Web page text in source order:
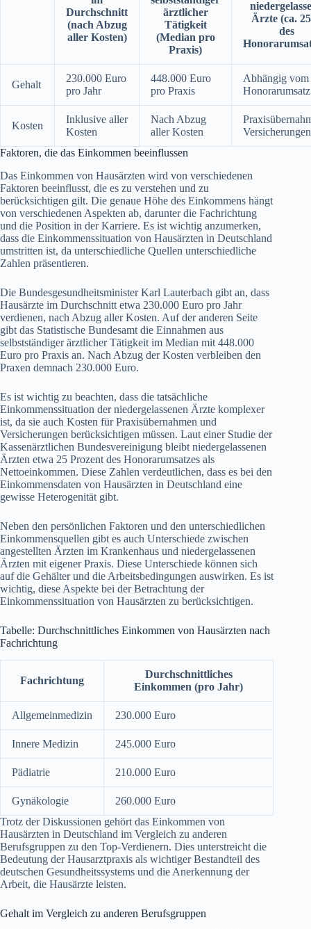
Durchschnitt
(nach Abzug
aller Kosten)
ärztlicher
Tätigkeit
(Median pro
Praxis)
Ärzte (ca.
des
Gehalt
230.000 Euro
pro Jahr
448.000 Euro
pro Praxis
Abhängig vom
Honorarumsatz
Kosten
Inklusive aller
Kosten
Nach Abzug
aller Kosten
Versicherungen
Faktoren, die das Einkommen beeinflussen
Das Einkommen von Hausärzten wird von verschiedenen
Faktoren beeinflusst, die es zu verstehen und zu
berücksichtigen gilt. Die genaue Höhe des Einkommens hängt
von verschiedenen Aspekten ab, darunter die Fachrichtung
und die Position in der Karriere. Es ist wichtig anzumerken,
dass die Einkommenssituation von Hausärzten in Deutschland
umstritten ist, da unterschiedliche Quellen unterschiedliche
Zahlen präsentieren.
Die Bundesgesundheitsminister Karl Lauterbach gibt an, dass
Hausärzte im Durchschnitt etwa 230.000 Euro pro Jahr
verdienen, nach Abzug aller Kosten. Auf der anderen Seite
gibt das Statistische Bundesamt die Einnahmen aus
selbstständiger ärztlicher Tätigkeit im Median mit 448.000
Euro pro Praxis an. Nach Abzug der Kosten verbleiben den
Praxen demnach 230.000 Euro.
Es ist wichtig zu beachten, dass die tatsächliche
Einkommenssituation der niedergelassenen Ärzte komplexer
ist, da sie auch Kosten für Praxisübernahmen und
Versicherungen berücksichtigen müssen. Laut einer Studie der
Kassenärztlichen Bundesvereinigung bleibt niedergelassenen
Ärzten etwa 25 Prozent des Honorarumsatzes als
Nettoeinkommen. Diese Zahlen verdeutlichen, dass es bei den
Einkommensdaten von Hausärzten in Deutschland eine
gewisse Heterogenität gibt.
Neben den persönlichen Faktoren und den unterschiedlichen
Einkommensquellen gibt es auch Unterschiede zwischen
angestellten Ärzten im Krankenhaus und niedergelassenen
Ärzten mit eigener Praxis. Diese Unterschiede können sich
auf die Gehälter und die Arbeitsbedingungen auswirken. Es ist
wichtig, diese Aspekte bei der Betrachtung der
Einkommenssituation von Hausärzten zu berücksichtigen.
Tabelle: Durchschnittliches Einkommen von Hausärzten nach
Fachrichtung
Fachrichtung
Durchschnittliches
Einkommen (pro Jahr)
Allgemeinmedizin 230.000 Euro
Innere Medizin 245.000 Euro
Pädiatrie 210.000 Euro
Gynäkologie
260.000 Euro
Trotz der Diskussionen gehört das Einkommen von
Hausärzten in Deutschland im Vergleich zu anderen
Berufsgruppen zu den Top-Verdienern. Dies unterstreicht die
Bedeutung der Hausarztpraxis als wichtiger Bestandteil des
deutschen Gesundheitssystems und die Anerkennung der
Arbeit, die Hausärzte leisten.
Gehalt im Vergleich zu anderen Berufsgruppen